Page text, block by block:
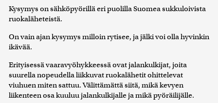
Kysymys on sähköpyörillä eri puolilla Suomea sukkuloivista
ruokaläheteistä.
On vain ajan kysymys milloin rytisee, ja jälki voi olla hyvinkin
ikävää.
Erityisessä vaaravyöhykkeessä ovat jalankulkijat, joita
suurella nopeudella liikkuvat ruokalähetit ohittelevat
viuhuen miten sattuu. Välittämättä siitä, mikä kevyen
liikenteen osa kuuluu jalankulkijalle ja mikä pyöräilijälle.